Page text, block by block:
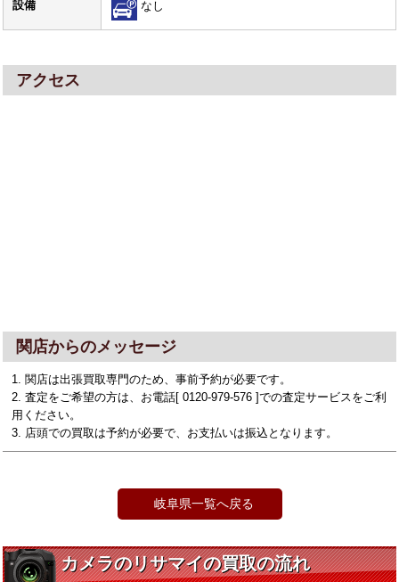
設備 なし
アクセス
関店からのメッセージ
1. 関店は出張買取専門のため、事前予約が必要です。
2. 査定をご希望の方は、お電話[ 0120-979-576 ]での査定サービスをご利
用ください。
3. 店頭での買取は予約が必要で、お支払いは振込となります。
岐阜県一覧へ戻る